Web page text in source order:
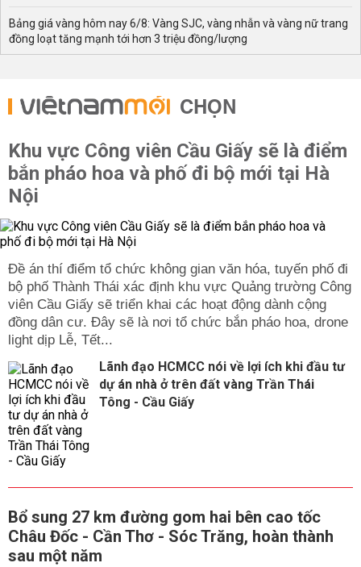
Bảng giá vàng hôm nay 6/8: Vàng SJC, vàng nhẫn và vàng nữ trang
đồng loạt tăng mạnh tới hơn 3 triệu đồng/lượng
CHỌN
Khu vực Công viên Cầu Giấy sẽ là điểm
bắn pháo hoa và phố đi bộ mới tại Hà
Nội
Đề án thí điểm tổ chức không gian văn hóa, tuyến phố đi
bộ phố Thành Thái xác định khu vực Quảng trường Công
viên Cầu Giấy sẽ triển khai các hoạt động dành cộng
đồng dân cư. Đây sẽ là nơi tổ chức bắn pháo hoa, drone
light dịp Lễ, Tết...
Lãnh đạo HCMCC nói về lợi ích khi đầu tư
dự án nhà ở trên đất vàng Trần Thái
Tông - Cầu Giấy
Bổ sung 27 km đường gom hai bên cao tốc
Châu Đốc - Cần Thơ - Sóc Trăng, hoàn thành
sau một năm